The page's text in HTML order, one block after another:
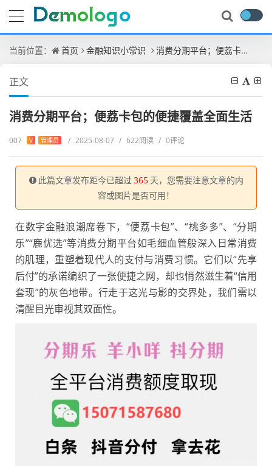
当前位置： 首页 金融知识小常识 消费分期平台；便荔卡包的便捷覆盖全面生活
正文
消费分期平台；便荔卡包的便捷覆盖全面生活
007 V 管理员 / 2025-08-07 / 622阅读 / 0评论
此篇文章发布距今已超过 365 天，您需要注意文章的内
容或图片是否可用！
在数字金融浪潮席卷下，“便荔卡包”、“桃多多”、“分期
乐”“鹿优选”等消费分期平台如毛细血管般深入日常消费
的肌理，重塑着现代人的支付与消费习惯。它们以“先享
后付”的承诺编织了一张便捷之网，却也悄然滋生着“信用
套现”的灰色地带。行走于这光与影的交界处，我们需以
清醒目光审视其双面性。